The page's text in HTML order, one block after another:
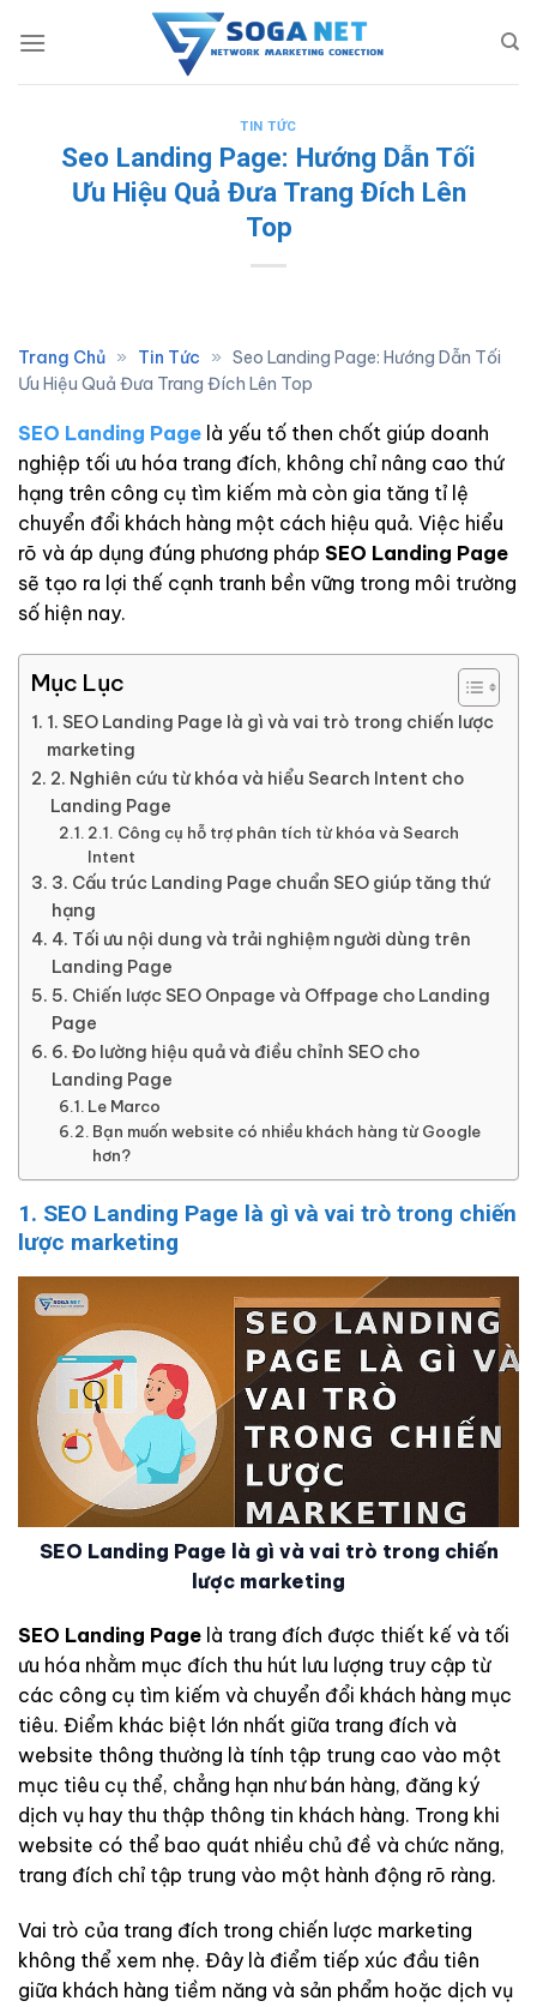
TIN TỨC
Seo Landing Page: Hướng Dẫn Tối
Ưu Hiệu Quả Đưa Trang Đích Lên
Top
Trang Chủ » Tin Tức » Seo Landing Page: Hướng Dẫn Tối
Ưu Hiệu Quả Đưa Trang Đích Lên Top
SEO Landing Page là yếu tố then chốt giúp doanh
nghiệp tối ưu hóa trang đích, không chỉ nâng cao thứ
hạng trên công cụ tìm kiếm mà còn gia tăng tỉ lệ
chuyển đổi khách hàng một cách hiệu quả. Việc hiểu
rõ và áp dụng đúng phương pháp SEO Landing Page
sẽ tạo ra lợi thế cạnh tranh bền vững trong môi trường
số hiện nay.
Mục Lục
1. SEO Landing Page là gì và vai trò trong chiến lược
marketing
2. Nghiên cứu từ khóa và hiểu Search Intent cho
Landing Page
2.1. Công cụ hỗ trợ phân tích từ khóa và Search
Intent
3. Cấu trúc Landing Page chuẩn SEO giúp tăng thứ
hạng
4. Tối ưu nội dung và trải nghiệm người dùng trên
Landing Page
5. Chiến lược SEO Onpage và Offpage cho Landing
Page
6. Đo lường hiệu quả và điều chỉnh SEO cho
Landing Page
Le Marco
Bạn muốn website có nhiều khách hàng từ Google
hơn?
1. SEO Landing Page là gì và vai trò trong chiến
lược marketing
SEO Landing Page là gì và vai trò trong chiến
lược marketing
SEO Landing Page là trang đích được thiết kế và tối
ưu hóa nhằm mục đích thu hút lưu lượng truy cập từ
các công cụ tìm kiếm và chuyển đổi khách hàng mục
tiêu. Điểm khác biệt lớn nhất giữa trang đích và
website thông thường là tính tập trung cao vào một
mục tiêu cụ thể, chẳng hạn như bán hàng, đăng ký
dịch vụ hay thu thập thông tin khách hàng. Trong khi
website có thể bao quát nhiều chủ đề và chức năng,
trang đích chỉ tập trung vào một hành động rõ ràng.
Vai trò của trang đích trong chiến lược marketing
không thể xem nhẹ. Đây là điểm tiếp xúc đầu tiên
giữa khách hàng tiềm năng và sản phẩm hoặc dịch vụ